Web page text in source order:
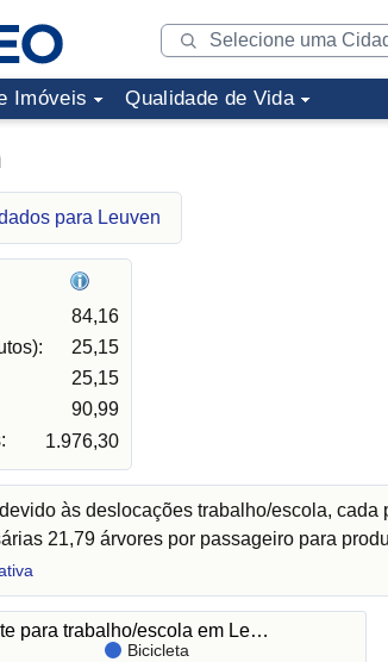
Imóveis Qualidade de Vida
para Leuven
84,16
25,15
25,15
90,99
1.976,30
às deslocações trabalho/escola,
21,79 árvores por passageiro para
para trabalho/escola em Le…
Bicicleta